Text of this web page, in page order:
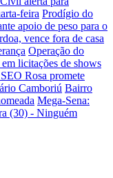
feira Prodígio do
apoio de peso para o
vence fora de casa
Operação do
licitações de shows
Rosa promete
Camboriú Bairro
Mega-Sena:
(30) - Ninguém